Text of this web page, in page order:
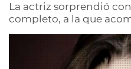
La actriz sorprendió
completo, a la que